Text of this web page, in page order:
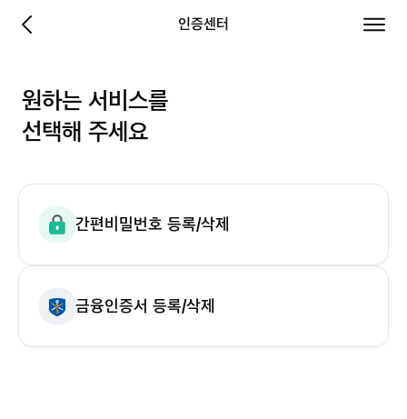
당신에게 좋은보험 - 삼성화재
인증센터 전체
이전 페이지로 이동
원하는 서비스를
선택해 주세요
간편비밀번호 등록/삭제
금융인증서 등록/삭제